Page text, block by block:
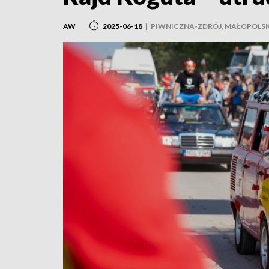
AW 2025-06-18 | PIWNICZNA-ZDRÓJ,